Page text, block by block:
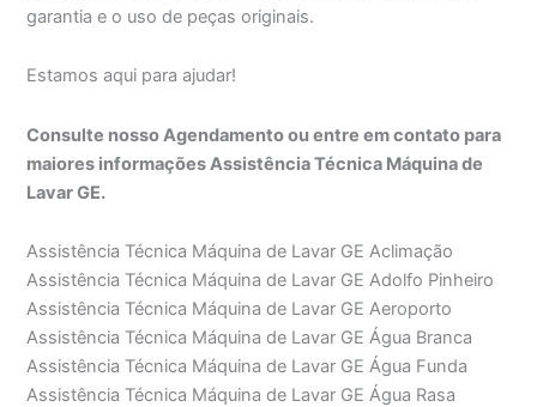
garantia e o uso de peças originais.
Estamos aqui para ajudar!
Consulte nosso Agendamento ou entre em contato para
maiores informações Assistência Técnica Máquina de
Lavar GE.
Assistência Técnica Máquina de Lavar GE Aclimação
Assistência Técnica Máquina de Lavar GE Adolfo Pinheiro
Assistência Técnica Máquina de Lavar GE Aeroporto
Assistência Técnica Máquina de Lavar GE Água Branca
Assistência Técnica Máquina de Lavar GE Água Funda
Assistência Técnica Máquina de Lavar GE Água Rasa